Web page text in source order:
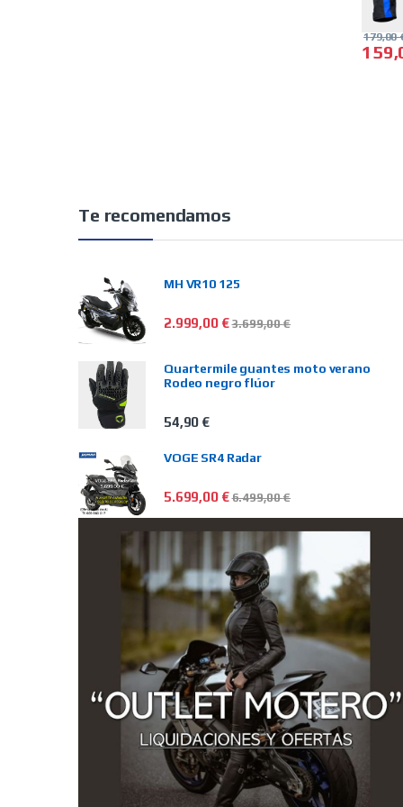
179,00
Te recomendamos
MH VR10 125
2.999,00 €3.699,00€
Quartermile guantes moto verano
Rodeo negro flúor
54,90 €
VOGE SR4 Radar
5.699,00 €6.499,00€